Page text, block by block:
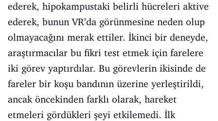
ederek, hipokampustaki belirli hücreleri aktive
ederek, bunun VR’da görünmesine neden olup
olmayacağını merak ettiler. İkinci bir deneyde,
araştırmacılar bu fikri test etmek için farelere
iki görev yaptırdılar. Bu görevlerin ikisinde de
fareler bir koşu bandının üzerine yerleştirildi,
ancak öncekinden farklı olarak, hareket
etmeleri gördükleri şeyi etkilemedi. İlk